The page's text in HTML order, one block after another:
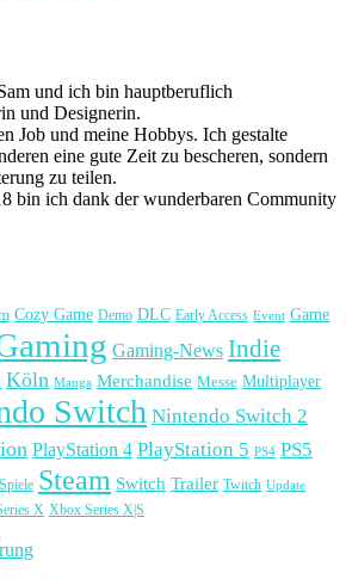
und ich bin hauptberuflich
und Designerin.
Job und meine Hobbys. Ich gestalte
eine gute Zeit zu bescheren, sondern
zu teilen.
bin ich dank der wunderbaren Community
Cozy Game Demo DLC Early Access Event Game
Gaming-News Indie
Köln Manga Merchandise Messe Multiplayer
Switch Nintendo Switch 2
PlayStation 4 PlayStation 5 PS4 PS5
Spiele Steam Switch Trailer Twitch Update
X Xbox Series X|S